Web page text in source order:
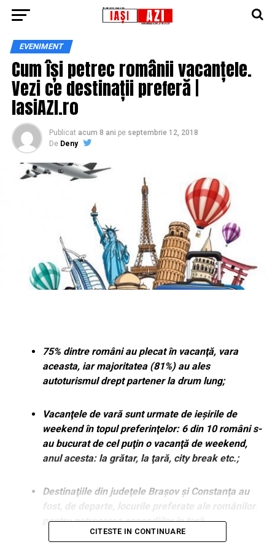
EVENIMENT
Cum își petrec românii vacanțele.
Vezi ce destinații preferă |
IasiAZI.ro
Publicat acum 8 ani pe septembrie 12, 2018
De Deny
75% dintre români au plecat în vacanţă, vara
aceasta, iar majoritatea (81%) au ales
autoturismul drept partener la drum lung;
Vacanţele de vară sunt urmate de ieşirile de
weekend în topul preferinţelor: 6 din 10 români s-
au bucurat de cel puţin o vacanţă de weekend,
anul acesta: la grătar, la ţară, city break etc.;
Destinaţiile din judeţele Braşov şi Constanţa au
fost, de departe, locurile preferate ale românilor
pentru petrecerea concediilor în ţară.
CITESTE IN CONTINUARE